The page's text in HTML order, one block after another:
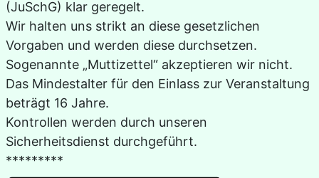
(JuSchG) klar geregelt.
Wir halten uns strikt an diese gesetzlichen
Vorgaben und werden diese durchsetzen.
Sogenannte „Muttizettel“ akzeptieren wir nicht.
Das Mindestalter für den Einlass zur Veranstaltung
beträgt 16 Jahre.
Kontrollen werden durch unseren
Sicherheitsdienst durchgeführt.
*********